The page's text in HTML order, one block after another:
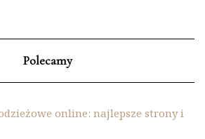
Polecamy
online: najlepsze strony i